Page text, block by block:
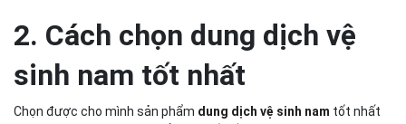
2. Cách chọn dung dịch vệ
sinh nam tốt nhất
Chọn được cho mình sản phẩm dung dịch vệ sinh nam tốt nhất